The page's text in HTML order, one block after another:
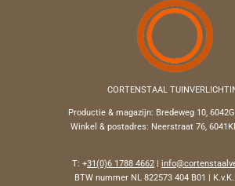
CORTENSTAAL
Productie & magazijn: Bredeweg 10,
Winkel & postadres: Neerstraat 76,
T: +31(0)6 1788 4662
BTW nummer NL 822573 404 B01 |